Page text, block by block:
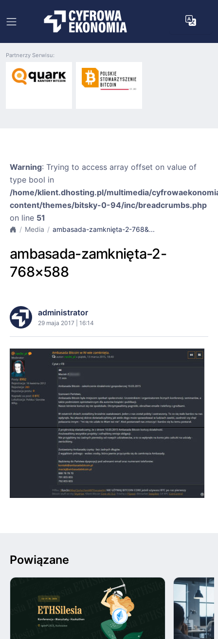
Partnerzy Serwisu:
Warning: Trying to access array offset on value of
type bool in
/home/klient.dhosting.pl/multimedia/
content/themes/bitsky-0-94/inc/breadcrumbs.php
on line 51
Media ambasada-zamknięta-2-768&...
ambasada-zamknięta-2-
768×588
administrator
29 maja 2017 | 16:14
Powiązane